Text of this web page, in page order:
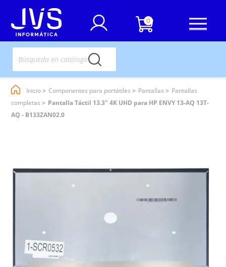
0
Inicio Componentes para portátiles Pantallas
Pantallas
completas
Pantalla Táctil 13.3" 4K UHD para HP ENVY 13-AQ 13T-
AQ - B133ZAN02.0